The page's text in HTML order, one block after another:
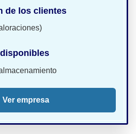
de los clientes
Ver empresa